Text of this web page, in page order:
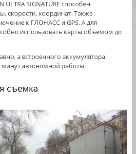
ULTRA SIGNATURE способен
скорости, координат. Также
к ГЛОНАСС и GPS. А для
использовать карты объемом до
а встроенного аккумулятора
минут автономной работы.
съемка